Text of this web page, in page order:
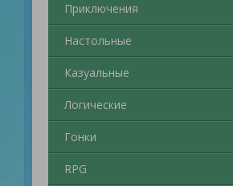
Приключения
Настольные
Казуальные
Логические
Гонки
RPG